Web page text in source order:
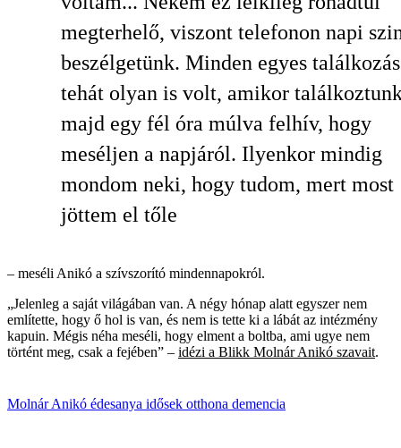
megterhelő, viszont telefonon napi
beszélgetünk. Minden egyes
tehát olyan is volt, amikor
majd egy fél óra múlva felhív, hogy
meséljen a napjáról. Ilyenkor mindig
mondom neki, hogy tudom, mert most
jöttem el tőle
– meséli Anikó a szívszorító mindennapokról.
„Jelenleg a saját világában van. A négy hónap alatt egyszer nem
említette, hogy ő hol is van, és nem is tette ki a lábát az intézmény
kapuin. Mégis néha meséli, hogy elment a boltba, ami ugye nem
történt meg, csak a fejében” – idézi a Blikk Molnár Anikó szavait.
Molnár Anikó édesanya idősek otthona demencia